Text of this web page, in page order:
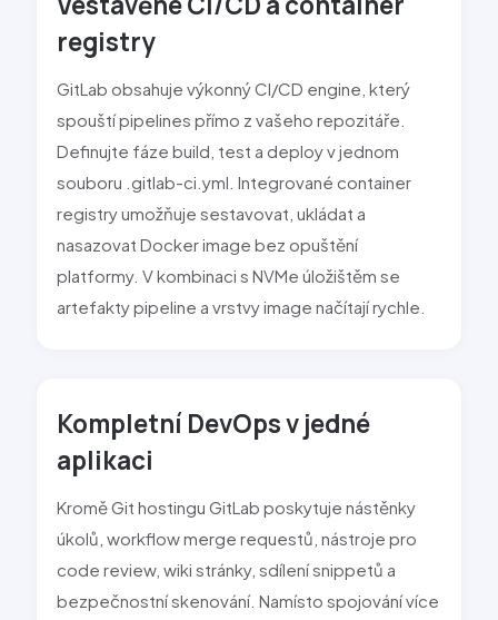
registry
GitLab obsahuje výkonný CI/CD engine, který
spouští pipelines přímo z vašeho repozitáře.
Definujte fáze build, test a deploy v jednom
souboru .gitlab-ci.yml. Integrované container
registry umožňuje sestavovat, ukládat a
nasazovat Docker image bez opuštění
platformy. V kombinaci s NVMe úložištěm se
artefakty pipeline a vrstvy image načítají rychle.
Kompletní DevOps v jedné
aplikaci
Kromě Git hostingu GitLab poskytuje nástěnky
úkolů, workflow merge requestů, nástroje pro
code review, wiki stránky, sdílení snippetů a
bezpečnostní skenování. Namísto spojování více